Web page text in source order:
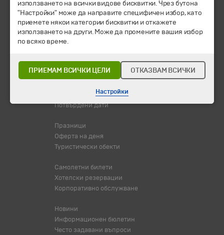
© 1994-2026 Бохемия ООД.Всички права запазени.
Екскурзии и почивки
Направления
Всички програми от А до Я
Горещи оферти
Потвърдени дати
Празници
Оферта на деня
Туристически обекти
Самолетни билети
Хотелски резервации
Корпоративно обслужване
Новини
Информационен бюлетин
Често задавани въпроси
използването на всички видове бисквитки. Чрез бутона
"Настройки" може да направите специфичен избор, като
приемете някои категории бисквитки и откажете
използването на други. Може да промените вашия избор
по всяко време.
ПРИЕМАМ ВСИЧКИ ЦЕЛИ ОТКАЗВАМ ВСИЧКИ
Настройки